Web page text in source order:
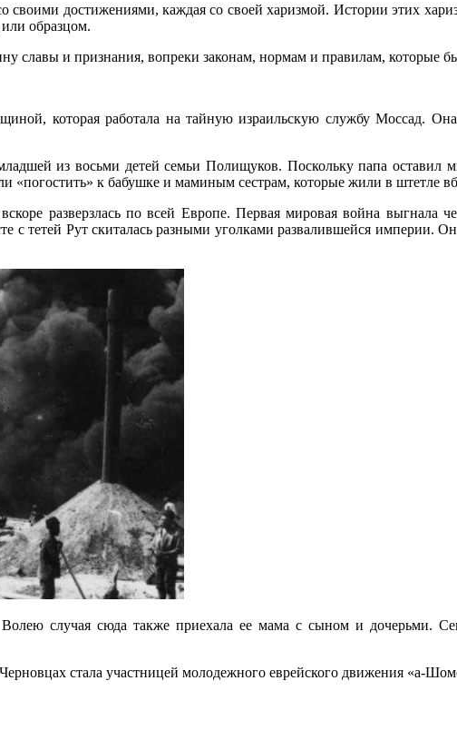
своими достижениями, каждая со своей харизмой. Истории этих
образцом.
славы и признания, вопреки законам, нормам и правилам, которые
которая работала на тайную израильскую службу Моссад.
из восьми детей семьи Полищуков. Поскольку папа оставил
«погостить» к бабушке и маминым сестрам, которые жили в штетле
разверзлась по всей Европе. Первая мировая война выгнала
с тетей Рут скиталась разными уголками развалившейся империи.
случая сюда также приехала ее мама с сыном и дочерьми.
стала участницей молодежного еврейского движения «а-